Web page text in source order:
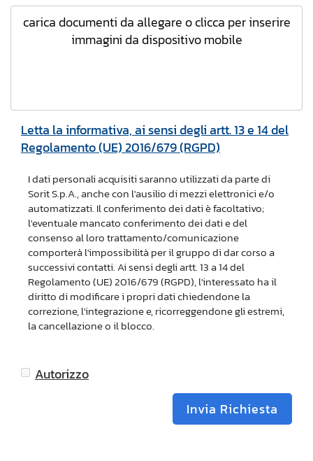
carica documenti da allegare o clicca per inserire
immagini da dispositivo mobile
Letta la informativa, ai sensi degli artt. 13 e 14 del
Regolamento (UE) 2016/679 (RGPD)
I dati personali acquisiti saranno utilizzati da parte di
Sorit S.p.A., anche con l'ausilio di mezzi elettronici e/o
automatizzati. Il conferimento dei dati è facoltativo;
l'eventuale mancato conferimento dei dati e del
consenso al loro trattamento/comunicazione
comporterà l'impossibilità per il gruppo di dar corso a
successivi contatti. Ai sensi degli artt. 13 a 14 del
Regolamento (UE) 2016/679 (RGPD), l'interessato ha il
diritto di modificare i propri dati chiedendone la
correzione, l'integrazione e, ricorreggendone gli estremi,
la cancellazione o il blocco.
Autorizzo
Invia Richiesta